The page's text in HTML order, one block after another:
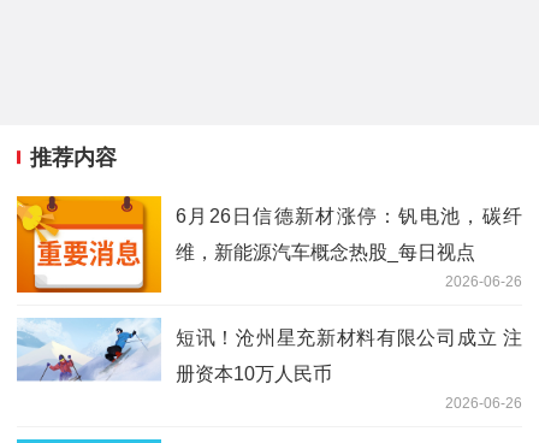
推荐内容
6月26日信德新材涨停：钒电池，碳纤
维，新能源汽车概念热股_每日视点
2026-06-26
短讯！沧州星充新材料有限公司成立 注
册资本10万人民币
2026-06-26